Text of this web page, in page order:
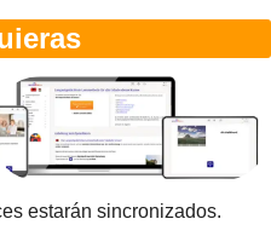
estarán sincronizados.